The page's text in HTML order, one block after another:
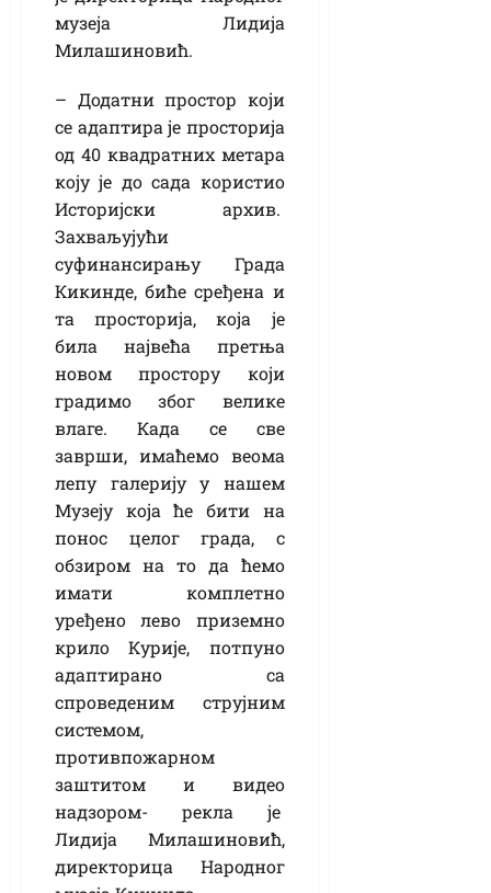
музеја Лидија
Милашиновић.
– Додатни простор који
се адаптира је просторија
од 40 квадратних метара
коју је до сада користио
Историјски архив.
Захваљујући
суфинансирању Града
Кикинде, биће сређена и
та просторија, која је
била највећа претња
новом простору који
градимо због велике
влаге. Када се све
заврши, имаћемо веома
лепу галерију у нашем
Музеју која ће бити на
понос целог града, с
обзиром на то да ћемо
имати комплетно
уређено лево приземно
крило Курије, потпуно
адаптирано са
спроведеним струјним
системом,
противпожарном
заштитом и видео
надзором- рекла је
Лидија Милашиновић,
директорица Народног